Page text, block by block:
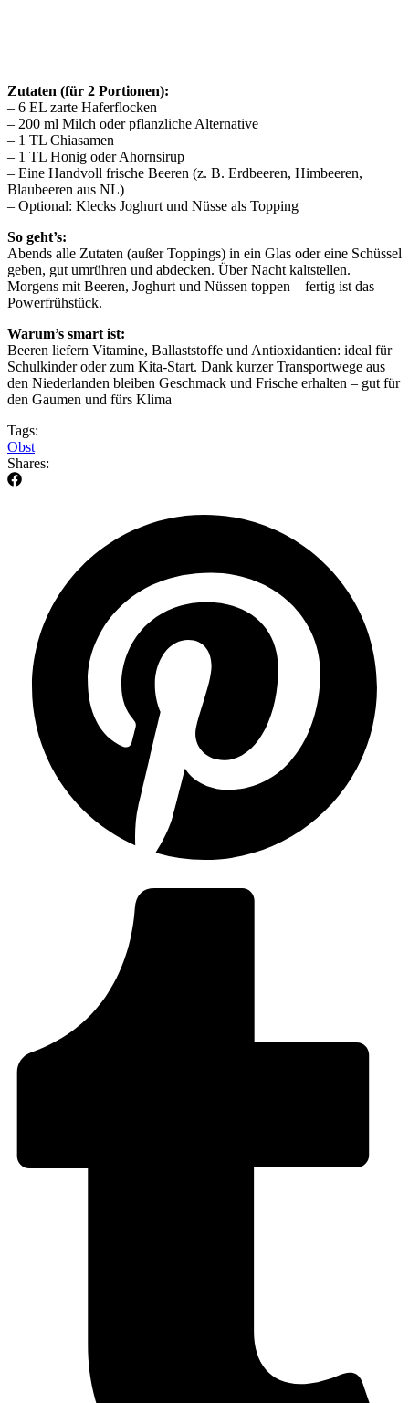
Zutaten (für 2 Portionen):
– 6 EL zarte Haferflocken
– 200 ml Milch oder pflanzliche Alternative
– 1 TL Chiasamen
– 1 TL Honig oder Ahornsirup
– Eine Handvoll frische Beeren (z. B. Erdbeeren, Himbeeren,
Blaubeeren aus NL)
– Optional: Klecks Joghurt und Nüsse als Topping
So geht’s:
Abends alle Zutaten (außer Toppings) in ein Glas oder eine Schüssel
geben, gut umrühren und abdecken. Über Nacht kaltstellen.
Morgens mit Beeren, Joghurt und Nüssen toppen – fertig ist das
Powerfrühstück.
Warum’s smart ist:
Beeren liefern Vitamine, Ballaststoffe und Antioxidantien: ideal für
Schulkinder oder zum Kita-Start. Dank kurzer Transportwege aus
den Niederlanden bleiben Geschmack und Frische erhalten – gut für
den Gaumen und fürs Klima
Tags:
Obst
Shares: